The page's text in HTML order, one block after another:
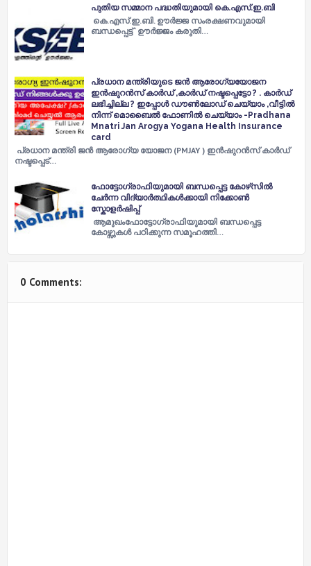
പുതിയ സമ്മാന പദ്ധതിയുമായി കെ.എസ്.ഇ.ബി
കെ.എസ്.ഇ.ബി. ഊര്‍ജ്ജ സംരക്ഷണവുമായി
ബന്ധപ്പെട്ട് ‘ ഊര്‍ജ്ജം കരുതി…
പ്രധാന മന്ത്രിയുടെ ജൻ ആരോഗ്യയോജന
ഇൻഷുറൻസ് കാർഡ് ,കാർഡ് നഷ്ടപ്പെട്ടോ ? . കാർഡ്
ലഭിച്ചില്ല ? ഇപ്പോൾ ഡൗൺലോഡ് ചെയ്യാം ,വീട്ടിൽ
നിന്ന് മൊബൈൽ ഫോണിൽ ചെയ്യാം -Pradhana
Mnatri Jan Arogya Yogana Health Insurance
card
പ്രധാന മന്ത്രി ജൻ ആരോഗ്യ യോജന (PMJAY ) ഇൻഷുറൻസ് കാർഡ്
നഷ്ടപ്പെട്…
ഫോട്ടോഗ്രാഫിയുമായി ബന്ധപ്പെട്ട കോഴ്‌സിൽ
ചേർന്ന വിദ്യാർത്ഥികൾക്കായി നിക്കോൺ
സ്കോളർഷിപ്പ്
ആമുഖംഫോട്ടോഗ്രാഫിയുമായി ബന്ധപ്പെട്ട
കോഴ്സുകൾ പഠിക്കുന്ന സമൂഹത്തി…
0 Comments: